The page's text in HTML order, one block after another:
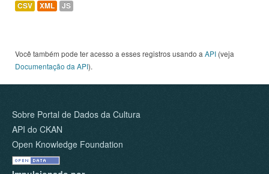
CSV XML JS
Você também pode ter acesso a esses registros usando a API (veja
Documentação da API).
Sobre Portal de Dados da Cultura
API do CKAN
Open Knowledge Foundation